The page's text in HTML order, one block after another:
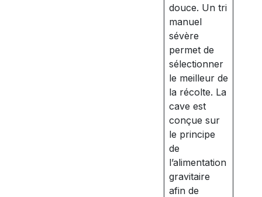
douce. Un tri
manuel
sévère
permet de
sélectionner
le meilleur de
la récolte. La
cave est
conçue sur
le principe
de
l’alimentation
gravitaire
afin de